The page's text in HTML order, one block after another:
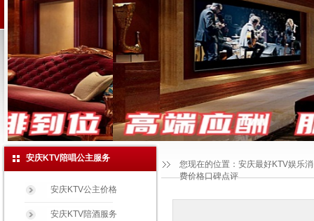
您现在的位置： 安庆最好KTV娱乐
费价格口碑点评
安庆KTV陪唱公主服务
安庆KTV公主价格
安庆KTV陪酒服务